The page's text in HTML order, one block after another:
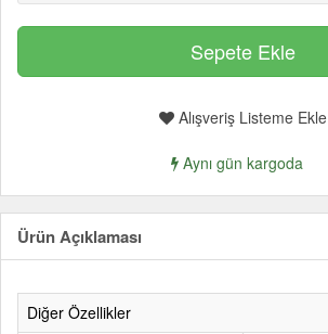
Alışveriş Listeme Ekle
Aynı gün kargoda
Ürün Açıklaması
Diğer Özellikler